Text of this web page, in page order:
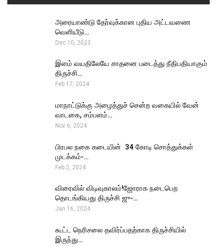
அரையாண்டு தேர்வுக்கான புதிய அட்டவணை
வெளியீடு…
Dec 10, 2023
இளம் வயதிலேயே சாதனை படைத்து நீதிபதியாகும்
திருச்சி…
Feb 17, 2024
மாநாட்டுக்கு அழைத்துச் சென்ற வகையில் வேன்
வாடகை, சம்பளம்…
Nov 6, 2024
பிரபல நகை கடையின் ₹ 34 கோடி சொத்துக்கள்
முடக்கம்-…
Feb 2, 2024
விரைவில் விடிவுகாலம்!ஜோராக நடைபெற
தொடங்கியது திருச்சி ஜு-…
Jan 16, 2024
கூட்ட நெரிசலை தவிர்ப்பதற்காக திருச்சியில்
இருந்து…